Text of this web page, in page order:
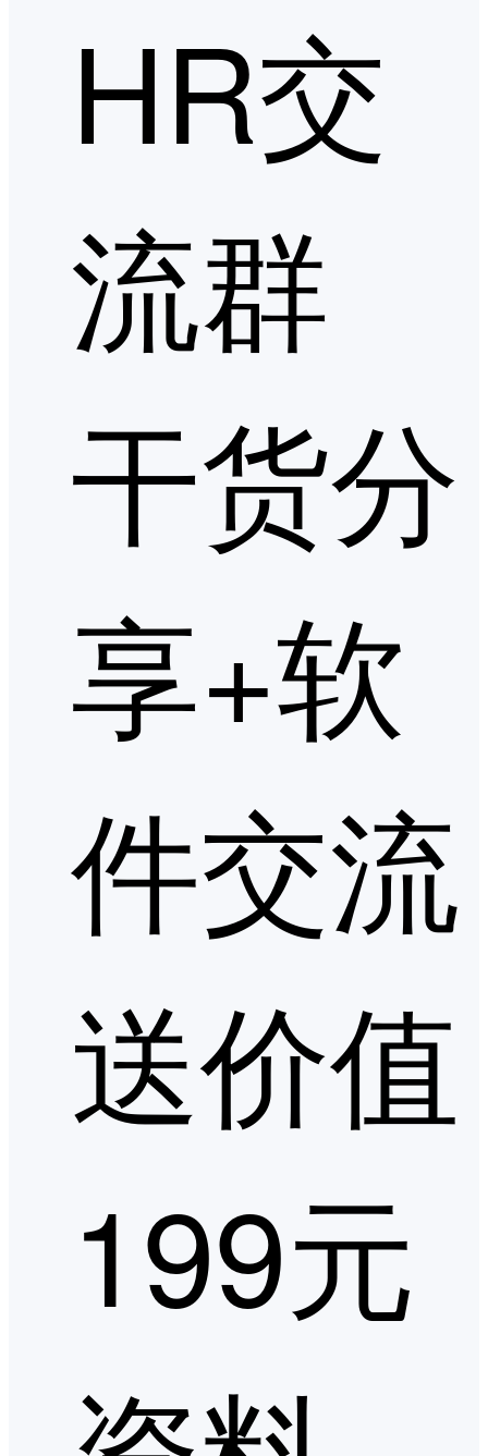
HR交
流群
干货分
享+软
件交流
送价值
199元